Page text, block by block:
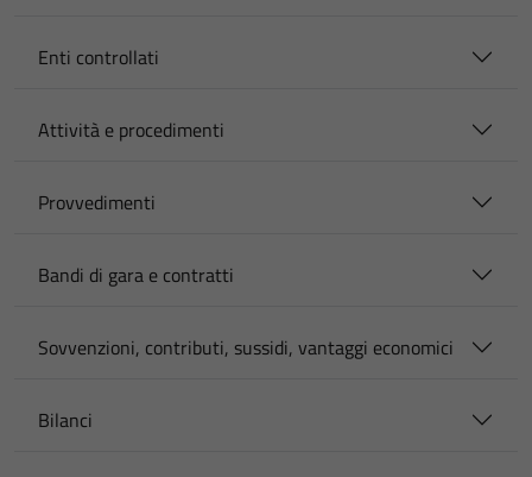
Enti controllati
Attività e procedimenti
Provvedimenti
Bandi di gara e contratti
Sovvenzioni, contributi, sussidi, vantaggi economici
Bilanci